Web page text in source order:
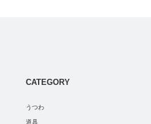
CATEGORY
うつわ
道具